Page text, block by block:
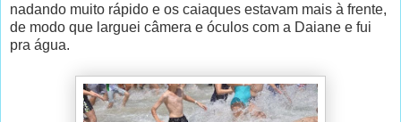
nadando muito rápido e os caiaques estavam mais à frente,
de modo que larguei câmera e óculos com a Daiane e fui
pra água.